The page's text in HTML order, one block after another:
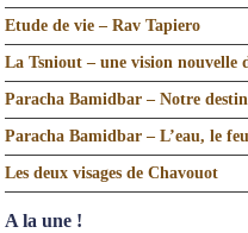
Etude de vie – Rav Tapiero
La Tsniout – une vision nouvelle
Paracha Bamidbar – Notre
Paracha Bamidbar – L’eau, le
Les deux visages de Chavouot
A la une !